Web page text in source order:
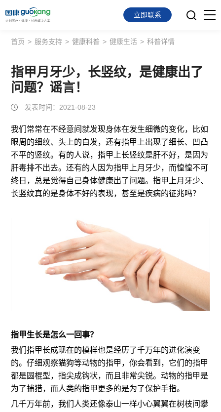
首页
面向会员
面向企业
关于我们
立即联系
首页 > 服务支持 > 健康科普 > 健康生活 > 科普详情
指甲月牙少，长竖纹，是健康出了
问题？谣言！
发表时间：2021-08-23
我们常常在不经意间就发现身体在发生细微的变化，比如
眼周的细纹、头上的白发，还有指甲上出现了细长、凹凸
不平的竖纹。有的人说，指甲上长竖纹是肝不好，是因为
肝毒排不出去。还有的人因为指甲上月牙少，而惶惶不可
终日，总是觉得自己身体健康出了问题。指甲上月牙少、
长竖纹真的是身体不好的表现，甚至是疾病的征兆吗？
指甲生长是怎么一回事？
我们指甲长成现在的模样也是经历了千万年的进化演变
的。仔细观察猫狗等动物的指甲，你会看到，它们的指甲
都是圆棍型，指尖成钩状，而且非常尖锐。动物的指甲是
为了捕猎，而人类的指甲更多的是为了保护手指。
几千万年前，我们人类还像泰山一样小心翼翼在树枝间攀